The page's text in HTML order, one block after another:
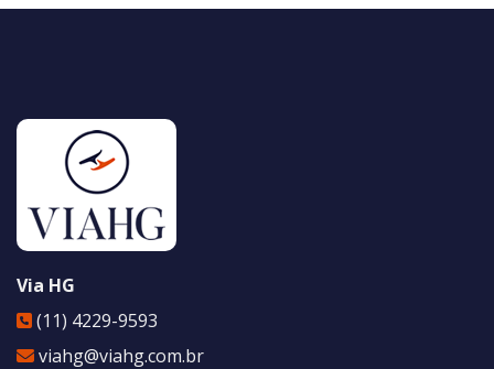
Via HG
(11) 4229-9593
viahg@viahg.com.br